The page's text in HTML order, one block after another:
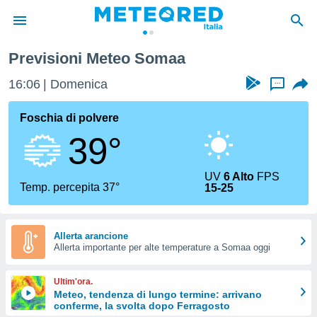
di
per
le
di
Web
le
Previsioni Meteo Somaa
16:06 Domenica ...
Foschia di polvere
39°
Temp. percepita 37°
UV6 Alto FPS
15-25
Allerta arancione
Allerta importante per alte temperature a Somaa oggi
Ultim'ora.
Meteo, tendenza di lungo termine: arrivano
conferme, la svolta dopo Ferragosto